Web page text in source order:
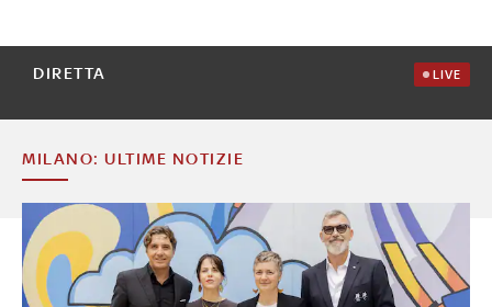
DIRETTA LIVE
MILANO: ULTIME NOTIZIE